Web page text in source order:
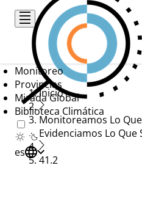
Pasar
contenido
principal
Monitoreo
Provincias
Mirada Global
Biblioteca Climática
es
Ruta
de
navegación
Inicio
Monitoreamos Lo
Evidenciamos Lo Que
41.2